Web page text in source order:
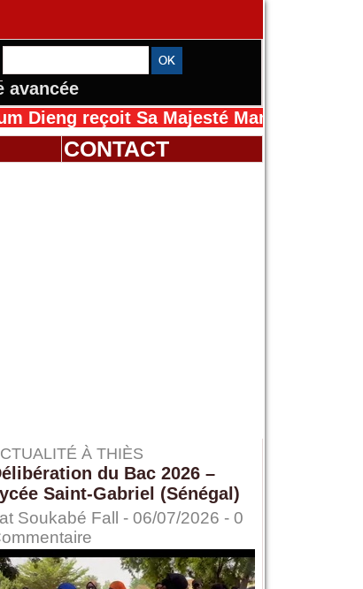
avancée
reçoit Sa Majesté Mansah Cissé au
CONTACT
À THIÈS
du Bac 2026 –
Saint-Gabriel (Sénégal)
Soukabé Fall - 06/07/2026 - 0